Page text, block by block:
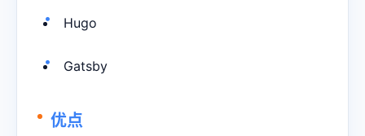
Hugo
Gatsby
优点